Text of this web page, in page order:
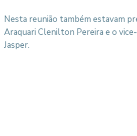
Nesta reunião também estavam
Araquari Clenilton Pereira e o
Jasper.